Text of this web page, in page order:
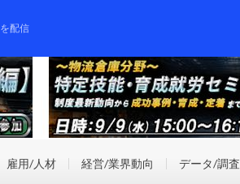
配信
雇用/人材 経営/業界動向 データ/調査